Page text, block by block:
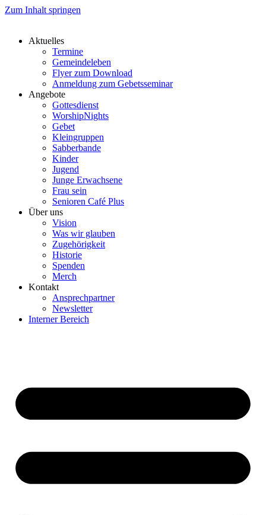
Zum Inhalt springen
Aktuelles
Termine
Gemeindeleben
Flyer zum Download
Anmeldung zum Gebetsseminar
Angebote
Gottesdienst
WorshipNights
Gebet
Kleingruppen
Sabberbande
Kinder
Jugend
Junge Erwachsene
Frau sein
Senioren Café Plus
Über uns
Vision
Was wir glauben
Zugehörigkeit
Historie
Spenden
Merch
Kontakt
Ansprechpartner
Newsletter
Interner Bereich